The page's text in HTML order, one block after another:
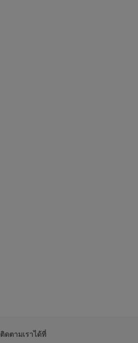
ติดตามเราได้ที่